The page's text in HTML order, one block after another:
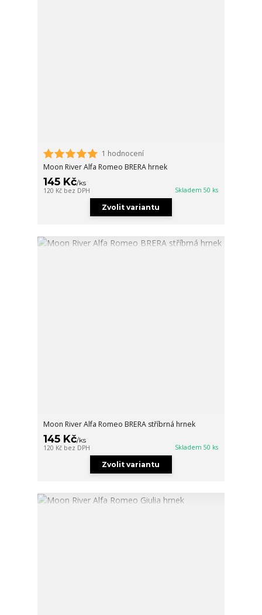
1 hodnocení
Moon River Alfa Romeo BRERA hrnek
145 Kč/ks
120 Kč bez DPH Skladem 50 ks
Zvolit variantu
Moon River Alfa Romeo BRERA stříbrná hrnek
145 Kč/ks
120 Kč bez DPH Skladem 50 ks
Zvolit variantu